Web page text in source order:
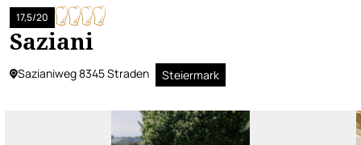
Saziani
17,5/20
Sazianiweg 8345 Straden Steiermark